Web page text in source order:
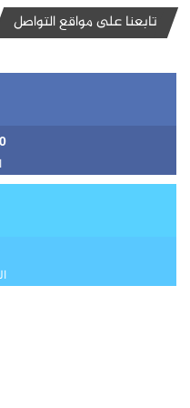
تابعنا على مواقع التواصل